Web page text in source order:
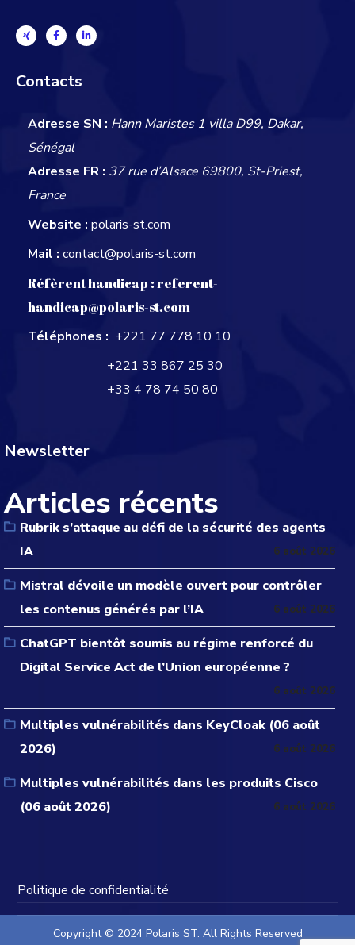
Contacts
Adresse SN : Hann Maristes 1 villa D99, Dakar,
Sénégal
Adresse FR : 37 rue d’Alsace 69800, St-Priest,
France
Website : polaris-st.com
Mail : contact@polaris-st.com
Réfèrent handicap :referent-
handicap@polaris-st.com
Téléphones : +221 77 778 10 10
+221 33 867 25 30
+33 4 78 74 50 80
Newsletter
Articles récents
Rubrik s’attaque au défi de la sécurité des agents
IA
6 août 2026
Mistral dévoile un modèle ouvert pour contrôler
les contenus générés par l’IA
6 août 2026
ChatGPT bientôt soumis au régime renforcé du
Digital Service Act de l’Union européenne ?
6 août 2026
Multiples vulnérabilités dans KeyCloak (06 août
2026)
6 août 2026
Multiples vulnérabilités dans les produits Cisco
(06 août 2026)
6 août 2026
Politique de confidentialité
Copyright © 2024 Polaris ST. All Rights Reserved